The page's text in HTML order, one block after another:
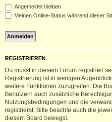
Angemeldet bleiben
Meinen Online-Status während dieser
REGISTRIEREN
Du musst in diesem Forum registriert
Registrierung ist in wenigen
weitere Funktionen zuzugreifen. Die
Benutzern auch zusätzliche
Nutzungsbedingungen und die
registrierst. Bitte beachte auch die
diesem Board bewegst.